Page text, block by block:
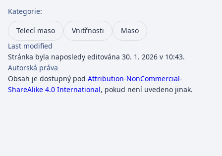
Kategorie:
Telecí maso Vnitřnosti
Maso
Last modified
Stránka byla naposledy editována 30. 1. 2026 v 10:43.
Autorská práva
Obsah je dostupný pod Attribution-NonCommercial-
ShareAlike 4.0 International, pokud není uvedeno jinak.